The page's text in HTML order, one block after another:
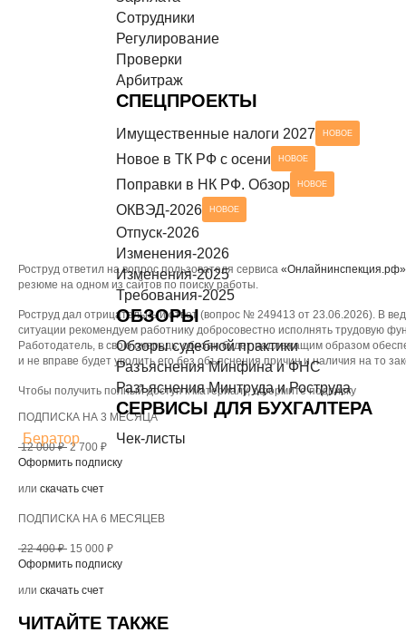
Разъяснения Минтруда и Роструда
СЕРВИСЫ ДЛЯ БУХГАЛТЕРА
Бератор
Сотрудники
Регулирование
Проверки
Арбитраж
СПЕЦПРОЕКТЫ
Имущественные налоги 2027 НОВОЕ
Новое в ТК РФ с осени НОВОЕ
Поправки в НК РФ. Обзор НОВОЕ
ОКВЭД-2026 НОВОЕ
Отпуск-2026
Изменения-2026
Изменения-2025
Требования-2025
ОБЗОРЫ
Обзоры судебной практики
Разъяснения Минфина и ФНС
Разъяснения Минтруда и Роструда
СЕРВИСЫ ДЛЯ БУХГАЛТЕРА
Чек-листы
Роструд ответил на вопрос пользователя сервиса «Онлайнинспекция.рф»
резюме на одном из сайтов по поиску работы.
Роструд дал отрицательный ответ (вопрос № 249413 от 23.06.2026). В
ситуации рекомендуем работнику добросовестно исполнять трудовую
Работодатель, в свою очередь, обязан будет надлежащим образом
и не вправе будет уволить его без объяснения причин и наличия на то
Чтобы получить полный доступ к материалу, оформите подписку
ПОДПИСКА НА 3 МЕСЯЦА
12 000 ₽2 700 ₽
Оформить подписку
или скачать счет
ПОДПИСКА НА 6 МЕСЯЦЕВ
22 400 ₽ 15 000 ₽
Оформить подписку
или скачать счет
ЧИТАЙТЕ ТАКЖЕ